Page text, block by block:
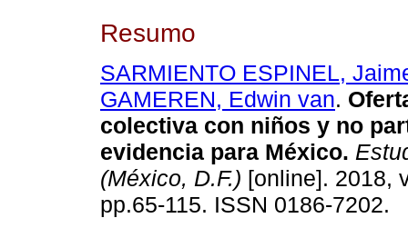
Resumo
SARMIENTO ESPINEL,
GAMEREN, Edwin van.
colectiva con niños y no
evidencia para México.
(México, D.F.) [online]. 2018,
pp.65-115. ISSN 0186-7202.